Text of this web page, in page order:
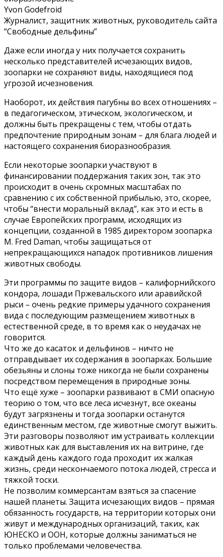
Yvon Godefroid
Журналист, защитник животных, руководитель сайта
“Свободные дельфины”
Даже если иногда у них получается сохранить
несколько представителей исчезающих видов,
зоопарки не сохраняют виды, находящиеся под
угрозой исчезновения.
Наоборот, их действия пагубны во всех отношениях –
в педагогическом, этическом, экологическом, и
должны быть прекращены с тем, чтобы отдать
предпочтение природным зонам – для блага людей и
настоящего сохранения биоразнообразия.
Если некоторые зоопарки участвуют в
финансировании поддержания таких зон, так это
происходит в очень скромных масштабах по
сравнению с их собственной прибылью, это, скорее,
чтобы “внести моральный вклад”, как это и есть в
случае Европейских программ, исходящих из
концепции, созданной в 1985 директором зоопарка
M. Fred Daman, чтобы защищаться от
непрекращающихся нападок противников лишения
животных свободы.
Эти программы по защите видов – калифорнийского
кондора, лошади Пржевальского или аравийской
рыси – очень редкие примеры удачного сохранения
вида с последующим размещением животных в
естественной среде, в то время как о неудачах не
говорится.
Что же до касаток и дельфинов – ничто не
отправдывает их содержания в зоопарках. Большие
обезьяны и слоны тоже никогда не были сохранены
посредством перемещения в природные зоны.
Что ещё хуже – зоопарки развивают в СМИ опасную
теорию о том, что все леса исчезнут, все океаны
будут загрязнены и тогда зоопарки останутся
единственным местом, где животные смогут выжить.
Эти разговоры позволяют им устраивать коллекции
животных как для выставления их на витрине, где
каждый день каждого года проходит их жалкая
жизнь, среди нескончаемого потока людей, стресса и
тяжкой тоски.
Не позволим коммерсантам взяться за спасение
нашей планеты. Защита исчезающих видов – прямая
обязанность государств, на территории которых они
живут и международных организаций, таких, как
ЮНЕСКО и ООН, которые должны заниматься не
только проблемами человечества.